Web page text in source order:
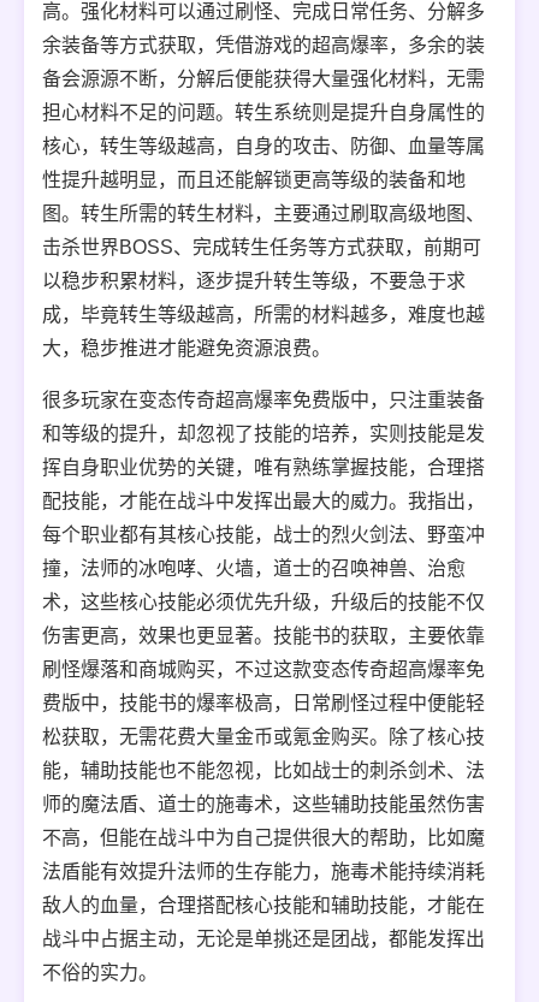
高。强化材料可以通过刷怪、完成日常任务、分解多
余装备等方式获取，凭借游戏的超高爆率，多余的装
备会源源不断，分解后便能获得大量强化材料，无需
担心材料不足的问题。转生系统则是提升自身属性的
核心，转生等级越高，自身的攻击、防御、血量等属
性提升越明显，而且还能解锁更高等级的装备和地
图。转生所需的转生材料，主要通过刷取高级地图、
击杀世界BOSS、完成转生任务等方式获取，前期可
以稳步积累材料，逐步提升转生等级，不要急于求
成，毕竟转生等级越高，所需的材料越多，难度也越
大，稳步推进才能避免资源浪费。
很多玩家在变态传奇超高爆率免费版中，只注重装备
和等级的提升，却忽视了技能的培养，实则技能是发
挥自身职业优势的关键，唯有熟练掌握技能，合理搭
配技能，才能在战斗中发挥出最大的威力。我指出，
每个职业都有其核心技能，战士的烈火剑法、野蛮冲
撞，法师的冰咆哮、火墙，道士的召唤神兽、治愈
术，这些核心技能必须优先升级，升级后的技能不仅
伤害更高，效果也更显著。技能书的获取，主要依靠
刷怪爆落和商城购买，不过这款变态传奇超高爆率免
费版中，技能书的爆率极高，日常刷怪过程中便能轻
松获取，无需花费大量金币或氪金购买。除了核心技
能，辅助技能也不能忽视，比如战士的刺杀剑术、法
师的魔法盾、道士的施毒术，这些辅助技能虽然伤害
不高，但能在战斗中为自己提供很大的帮助，比如魔
法盾能有效提升法师的生存能力，施毒术能持续消耗
敌人的血量，合理搭配核心技能和辅助技能，才能在
战斗中占据主动，无论是单挑还是团战，都能发挥出
不俗的实力。